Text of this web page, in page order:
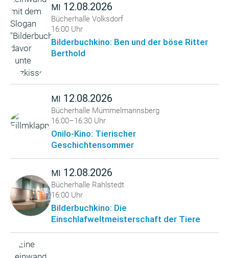
MI 12.08.2026
Bücherhalle Volksdorf
16:00 Uhr
Bilderbuchkino: Ben und der böse Ritter
Berthold
MI 12.08.2026
Bücherhalle Mümmelmannsberg
16:00–16:30 Uhr
Onilo-Kino: Tierischer
Geschichtensommer
MI 12.08.2026
Bücherhalle Rahlstedt
16:00 Uhr
Bilderbuchkino: Die
Einschlafweltmeisterschaft der Tiere